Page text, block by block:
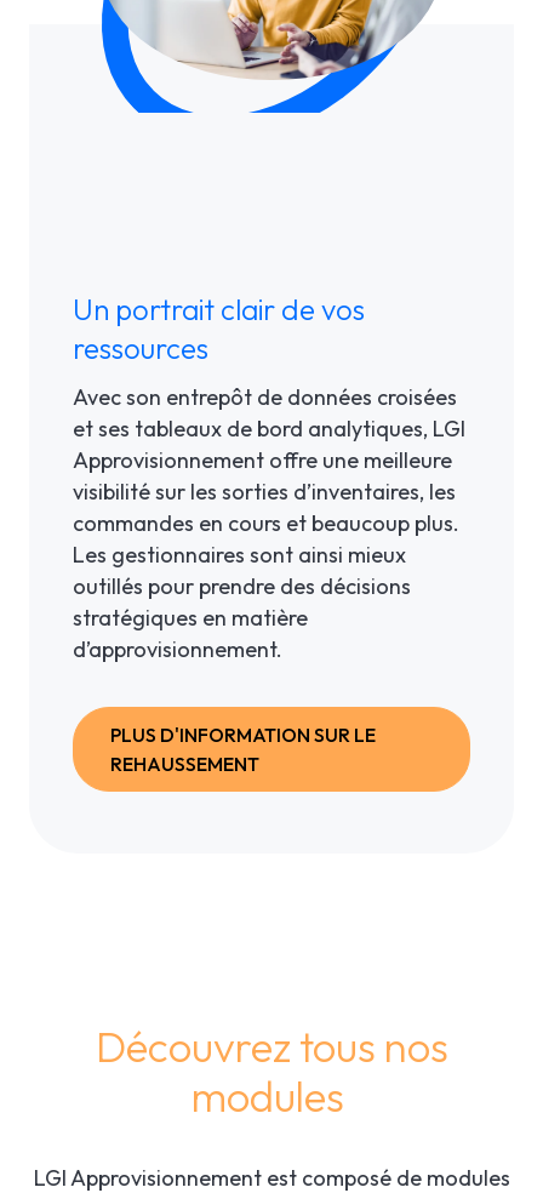
Un portrait clair de vos
ressources
Avec son entrepôt de données croisées
et ses tableaux de bord analytiques, LGI
Approvisionnement offre une meilleure
visibilité sur les sorties d’inventaires, les
commandes en cours et beaucoup plus.
Les gestionnaires sont ainsi mieux
outillés pour prendre des décisions
stratégiques en matière
d’approvisionnement.
PLUS D'INFORMATION SUR LE
REHAUSSEMENT
Découvrez tous nos
modules
LGI Approvisionnement est composé de modules